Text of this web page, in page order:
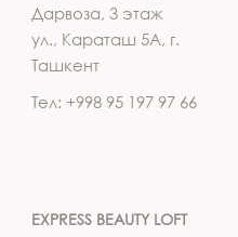
Дарвоза, 3 этаж
ул., Караташ 5А, г.
Ташкент
Тел: +998 95 197 97 66
EXPRESS BEAUTY LOFT